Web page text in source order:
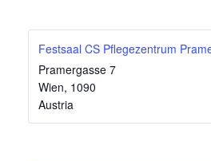
Festsaal CS Pflegezentrum
Pramergasse 7
Wien, 1090
Austria